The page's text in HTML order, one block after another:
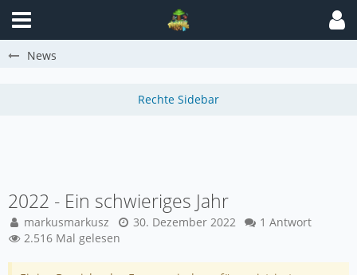
News
2022 - Ein schwieriges Jahr
markusmarkusz 30. Dezember 2022
1 Antwort
2.516 Mal gelesen